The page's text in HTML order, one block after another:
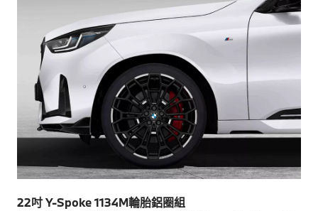
22吋 Y-Spoke 1134M輪胎鋁圈組